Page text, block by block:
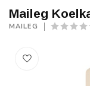
Maileg
MAILEG